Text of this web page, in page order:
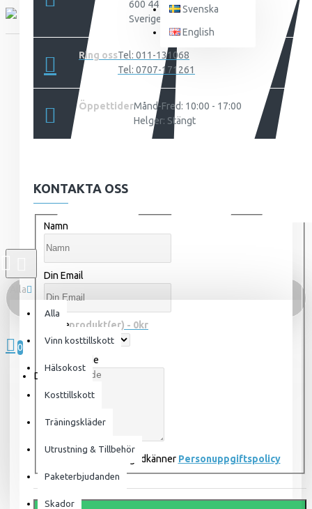
Svenska
English
Alla
Alla
Vinn kosttillskott
Hälsokost
Kosttillskott
Träningskläder
Utrustning & Tillbehör
Paketerbjudanden
Skador
0 produkt(er) - 0kr
0
Din varukorg är tom!
600 44 Norrköping
Sverige
Ring ossTel: 011-131068
Tel: 0707-171261
ÖppettiderMånd-Fred: 10:00 - 17:00
Helger: Stängt
KONTAKTA OSS
Namn
Din Email
Ämne
Meddelande
Jag har läst och godkänner Personuppgiftspolicy